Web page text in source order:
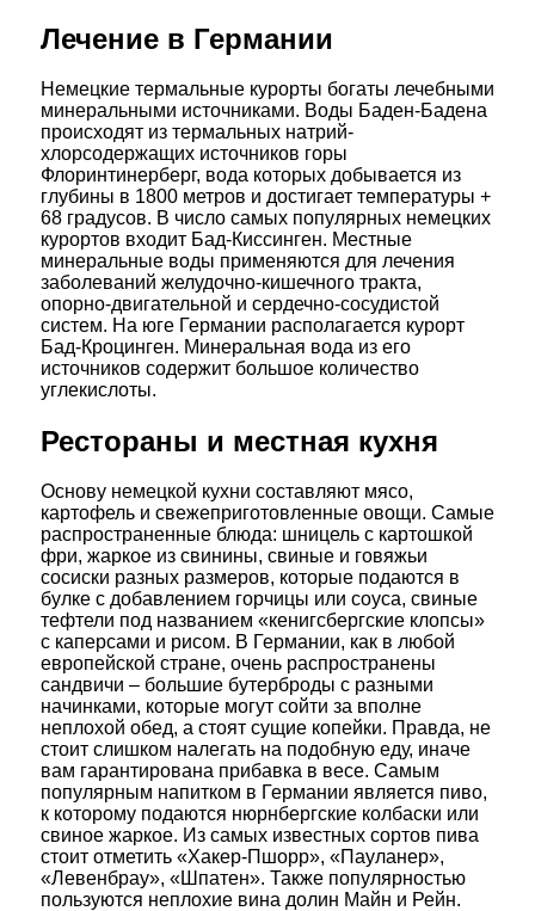
Лечение в Германии
Немецкие термальные курорты богаты лечебными
минеральными источниками. Воды Баден-Бадена
происходят из термальных натрий-
хлорсодержащих источников горы
Флоринтинерберг, вода которых добывается из
глубины в 1800 метров и достигает температуры +
68 градусов. В число самых популярных немецких
курортов входит Бад-Киссинген. Местные
минеральные воды применяются для лечения
заболеваний желудочно-кишечного тракта,
опорно-двигательной и сердечно-сосудистой
систем. На юге Германии располагается курорт
Бад-Кроцинген. Минеральная вода из его
источников содержит большое количество
углекислоты.
Рестораны и местная кухня
Основу немецкой кухни составляют мясо,
картофель и свежеприготовленные овощи. Самые
распространенные блюда: шницель с картошкой
фри, жаркое из свинины, свиные и говяжьи
сосиски разных размеров, которые подаются в
булке с добавлением горчицы или соуса, свиные
тефтели под названием «кенигсбергские клопсы»
с каперсами и рисом. В Германии, как в любой
европейской стране, очень распространены
сандвичи – большие бутерброды с разными
начинками, которые могут сойти за вполне
неплохой обед, а стоят сущие копейки. Правда, не
стоит слишком налегать на подобную еду, иначе
вам гарантирована прибавка в весе. Самым
популярным напитком в Германии является пиво,
к которому подаются нюрнбергские колбаски или
свиное жаркое. Из самых известных сортов пива
стоит отметить «Хакер-Пшорр», «Пауланер»,
«Левенбрау», «Шпатен». Также популярностью
пользуются неплохие вина долин Майн и Рейн.